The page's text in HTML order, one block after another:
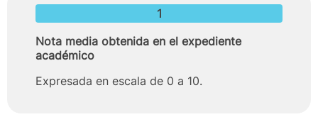
1
Nota media obtenida en el expediente
académico
Expresada en escala de 0 a 10.